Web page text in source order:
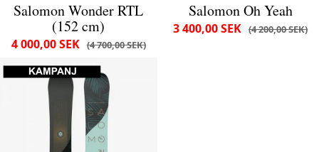
Salomon Wonder RTL
(152 cm)
4 700,00 SEK
4 000,00 SEK
Salomon Oh Yeah
4 200,00 SEK
3 400,00 SEK